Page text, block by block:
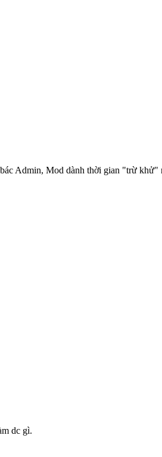
Admin, Mod dành thời gian "trừ
dc gì.